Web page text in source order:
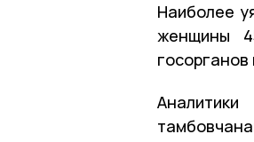
Наиболее
женщины
госорганов